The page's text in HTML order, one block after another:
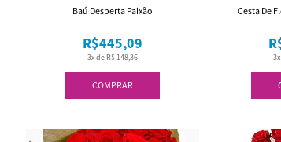
COMPRAR
3x de R$ 148,36
R$445,09
Baú Desperta Paixão Cesta De